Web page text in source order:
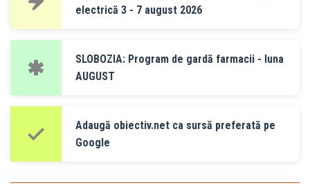
electrică 3 - 7 august 2026
SLOBOZIA: Program de gardă farmacii - luna
AUGUST
Adaugă obiectiv.net ca sursă preferată pe
Google